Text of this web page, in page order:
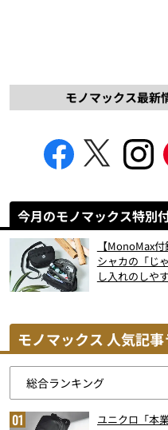
モノマックス最新
今月のモノマックス特別
【MonoMax
シャカの「じ
し入れのしや
モノマックス 人気記
ユニクロ「本